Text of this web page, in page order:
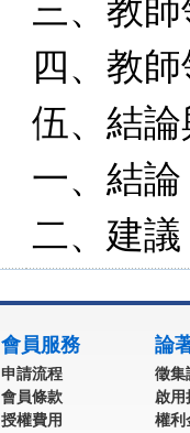
三、教
四、教
伍、結
一、結論
二、建議
會員服務
申請流程
會員條款
授權費用
論
徵集
啟用
權利